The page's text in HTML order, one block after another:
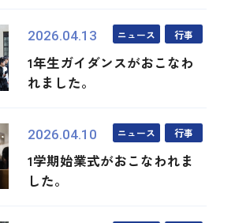
2026.04.13 ニュース 行事
1年生ガイダンスがおこなわ
れました。
2026.04.10 ニュース 行事
1学期始業式がおこなわれま
した。